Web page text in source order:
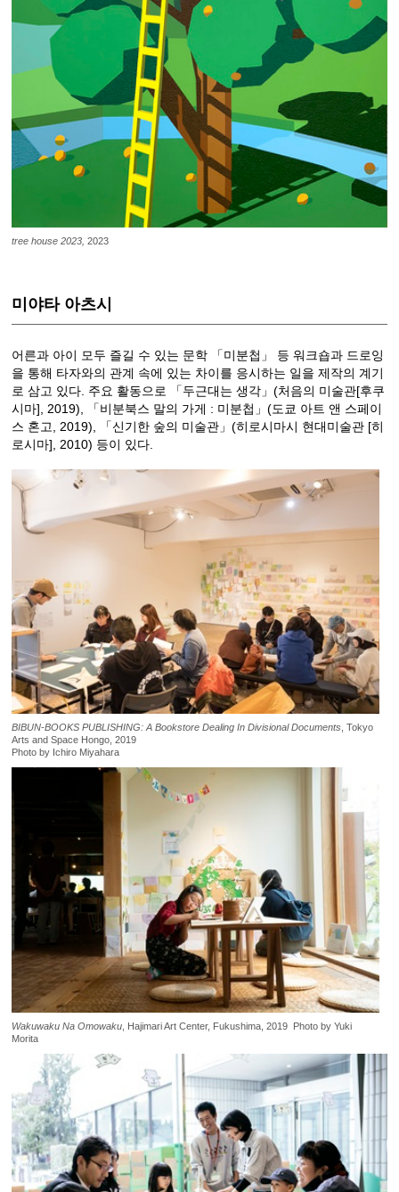
tree house 2023,2023
미야타 아츠시
어른과 아이 모두 즐길 수 있는 문학 「미분첩」 등 워크숍과 드로잉
을 통해 타자와의 관계 속에 있는 차이를 응시하는 일을 제작의 계기
로 삼고 있다. 주요 활동으로 「두근대는 생각」(처음의 미술관[후쿠
시마], 2019), 「비분북스 말의 가게 : 미분첩」(도쿄 아트 앤 스페이
스 혼고, 2019), 「신기한 숲의 미술관」(히로시마시 현대미술관 [히
로시마], 2010) 등이 있다.
BIBUN-BOOKS PUBLISHING: A Bookstore Dealing In Divisional Documents , Tokyo
Arts and Space Hongo, 2019
Photo by Ichiro Miyahara
Wakuwaku Na Omowaku , Hajimari Art Center, Fukushima, 2019 Photo by Yuki
Morita